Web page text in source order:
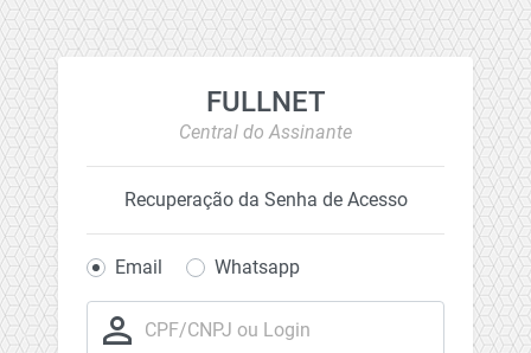
FULLNET
Central do Assinante
Recuperação da Senha de Acesso
Email Whatsapp
person_outline CPF/CNPJ ou Login